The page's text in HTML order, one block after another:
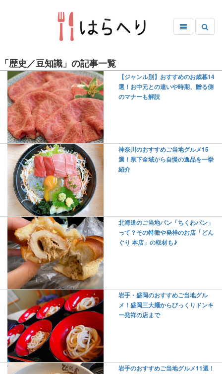
「歴史／豆知識」の記事一覧
【ジャンル別】おすすめのお歳暮14
選！お中元との違いや時期、贈る側
のマナーも解説
神奈川のおすすめご当地グルメ15
選！県下全域から自慢の逸品を一挙
紹介
北海道のご当地パン「ちくわパン」
って？その特徴や発祥のお店「どん
ぐり 本店」の取材も♪
岩手・盛岡のおすすめご当地グル
メ！盛岡三大麺からびっくりドンキ
ー発祥の店まで
岩手のおすすめご当地グルメ11選！